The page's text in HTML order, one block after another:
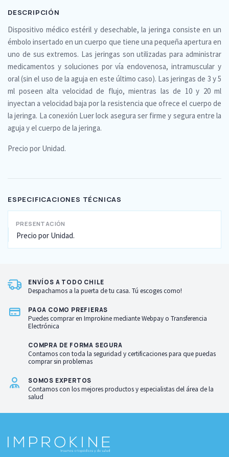
DESCRIPCIÓN
Dispositivo médico estéril y desechable, la jeringa consiste en un
émbolo insertado en un cuerpo que tiene una pequeña apertura en
uno de sus extremos. Las jeringas son utilizadas para administrar
medicamentos y soluciones por vía endovenosa, intramuscular y
oral (sin el uso de la aguja en este último caso). Las jeringas de 3 y 5
ml poseen alta velocidad de flujo, mientras las de 10 y 20 ml
inyectan a velocidad baja por la resistencia que ofrece el cuerpo de
la jeringa. La conexión Luer lock asegura ser firme y segura entre la
aguja y el cuerpo de la jeringa.
Precio por Unidad.
ESPECIFICACIONES TÉCNICAS
PRESENTACIÓN
Precio por Unidad.
ENVÍOS A TODO CHILE
Despachamos a la puerta de tu casa. Tú escoges como!
PAGA COMO PREFIERAS
Puedes comprar en Improkine mediante Webpay o Transferencia
Electrónica
COMPRA DE FORMA SEGURA
Contamos con toda la seguridad y certificaciones para que puedas
comprar sin problemas
SOMOS EXPERTOS
Contamos con los mejores productos y especialistas del área de la
salud